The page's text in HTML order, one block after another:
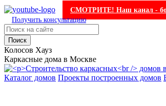
СМОТРИТЕ! Наш канал -
Получить консультацию
Поиск
Колосов Хауз
Каркасные дома в Москве
Каталог домов Проекты построенных домов